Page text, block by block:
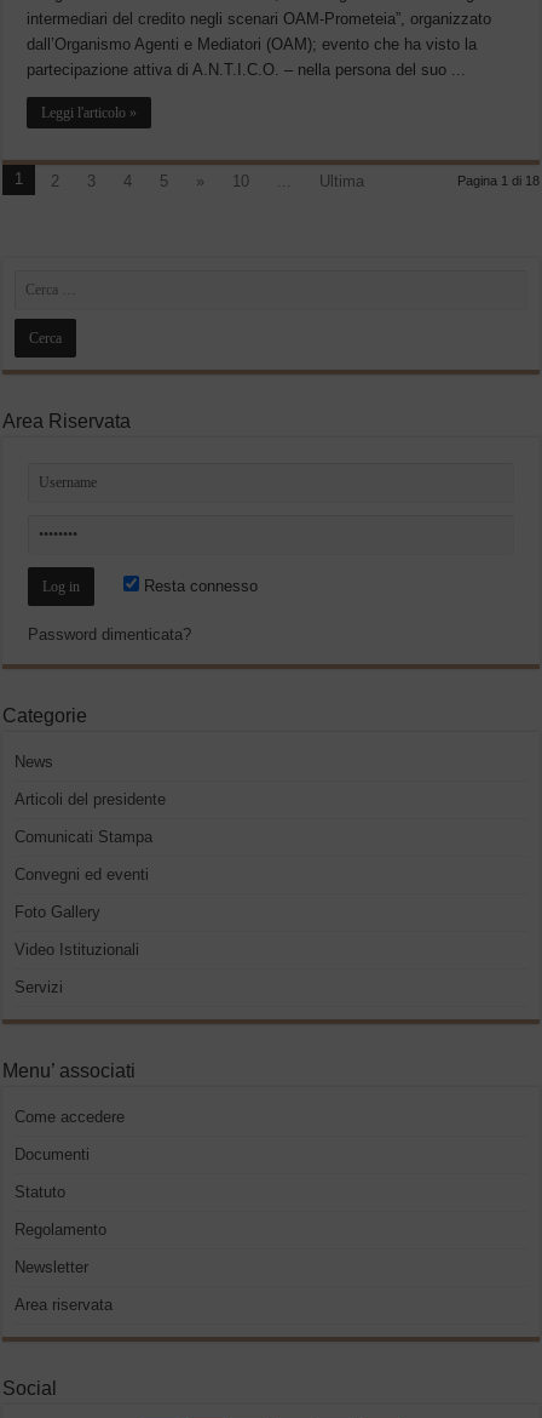
intermediari del credito negli scenari OAM-Prometeia”, organizzato
dall’Organismo Agenti e Mediatori (OAM); evento che ha visto la
partecipazione attiva di A.N.T.I.C.O. – nella persona del suo ...
Leggi l'articolo »
Pagina 1 di 18
1 2 3 4 5 » 10 Ultima
Area Riservata
Resta connesso
Password dimenticata?
Categorie
News
Articoli del presidente
Comunicati Stampa
Convegni ed eventi
Foto Gallery
Video Istituzionali
Servizi
Menu’ associati
Come accedere
Documenti
Statuto
Regolamento
Newsletter
Area riservata
Social